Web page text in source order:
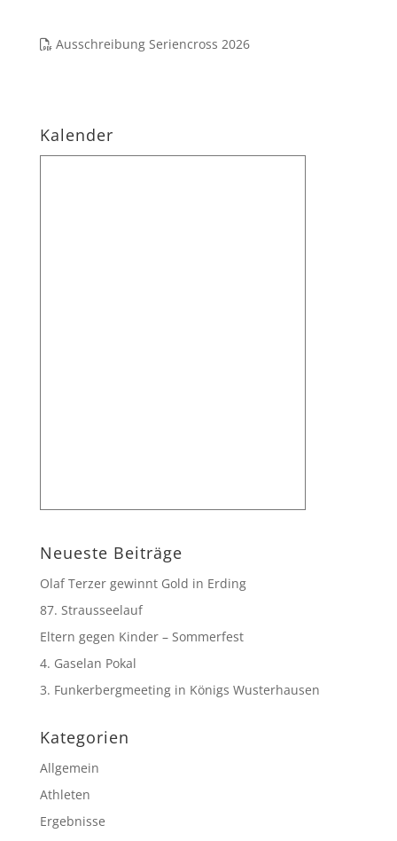
Ausschreibung Seriencross 2026
Kalender
Neueste Beiträge
Olaf Terzer gewinnt Gold in Erding
87. Strausseelauf
Eltern gegen Kinder – Sommerfest
4. Gaselan Pokal
3. Funkerbergmeeting in Königs Wusterhausen
Kategorien
Allgemein
Athleten
Ergebnisse